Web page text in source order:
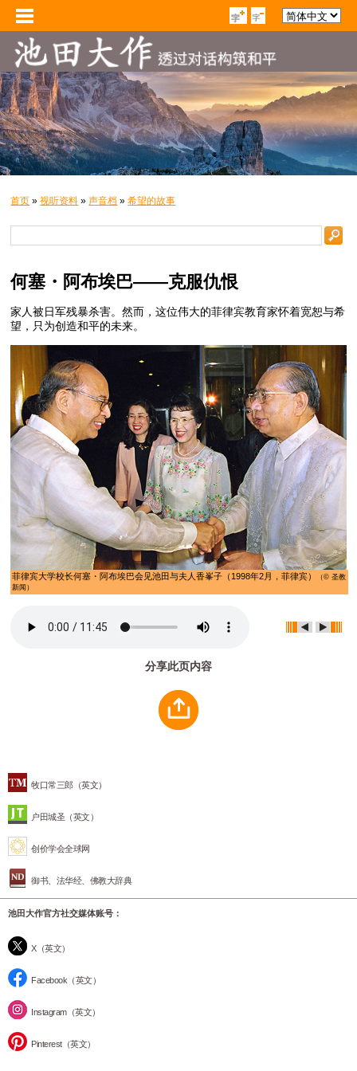
牧口常三郎（英文）
户田城圣（英文）
创价学会全球网
御书、法华经、佛教大辞典
池田大作官方社交媒体账号：
X（英文）
Facebook（英文）
Instagram（英文）
Pinterest（英文）
首页 »视听资料 »声音档 »希望的故事
何塞・阿布埃巴——克服仇恨
家人被日军残暴杀害。然而，这位伟大的菲律宾教育家怀着宽恕与希
望，只为创造和平的未来。
菲律宾大学校长何塞・阿布埃巴会见池田与夫人香峯子（1998年2月，菲律宾）
（© 圣教
新闻）
分享此页内容